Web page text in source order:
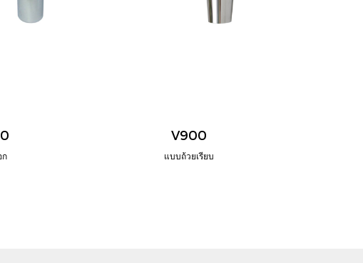
ก
V900
แบบถ้วยเรียบ